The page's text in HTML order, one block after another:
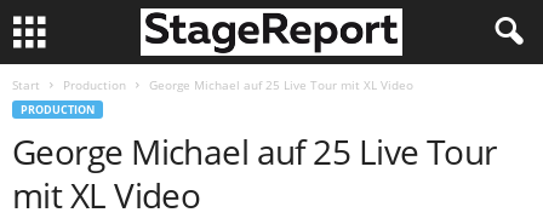
Start Production George Michael auf 25 Live Tour mit XL Video
PRODUCTION
George Michael auf 25 Live Tour
mit XL Video